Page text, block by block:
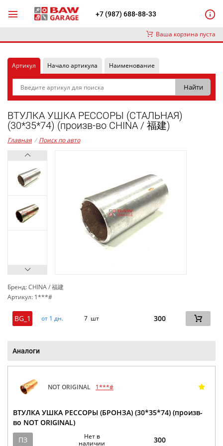
+7 (987) 688-88-33
Ваша корзина пуста
Артикул Начало артикула Наименование
ВТУЛКА УШКА РЕССОРЫ (СТАЛЬНАЯ)
(30*35*74) (произв-во CHINA / 福建)
Главная / Поиск по авто
Бренд: CHINA / 福建
Артикул: 1***#
BG_1 от 1 дн. 7 шт 300
Аналоги
NOT ORIGINAL 1***#
ВТУЛКА УШКА РЕССОРЫ (БРОНЗА) (30*35*74) (произв-
во NOT ORIGINAL)
ПЗ
Нет в
наличии
300